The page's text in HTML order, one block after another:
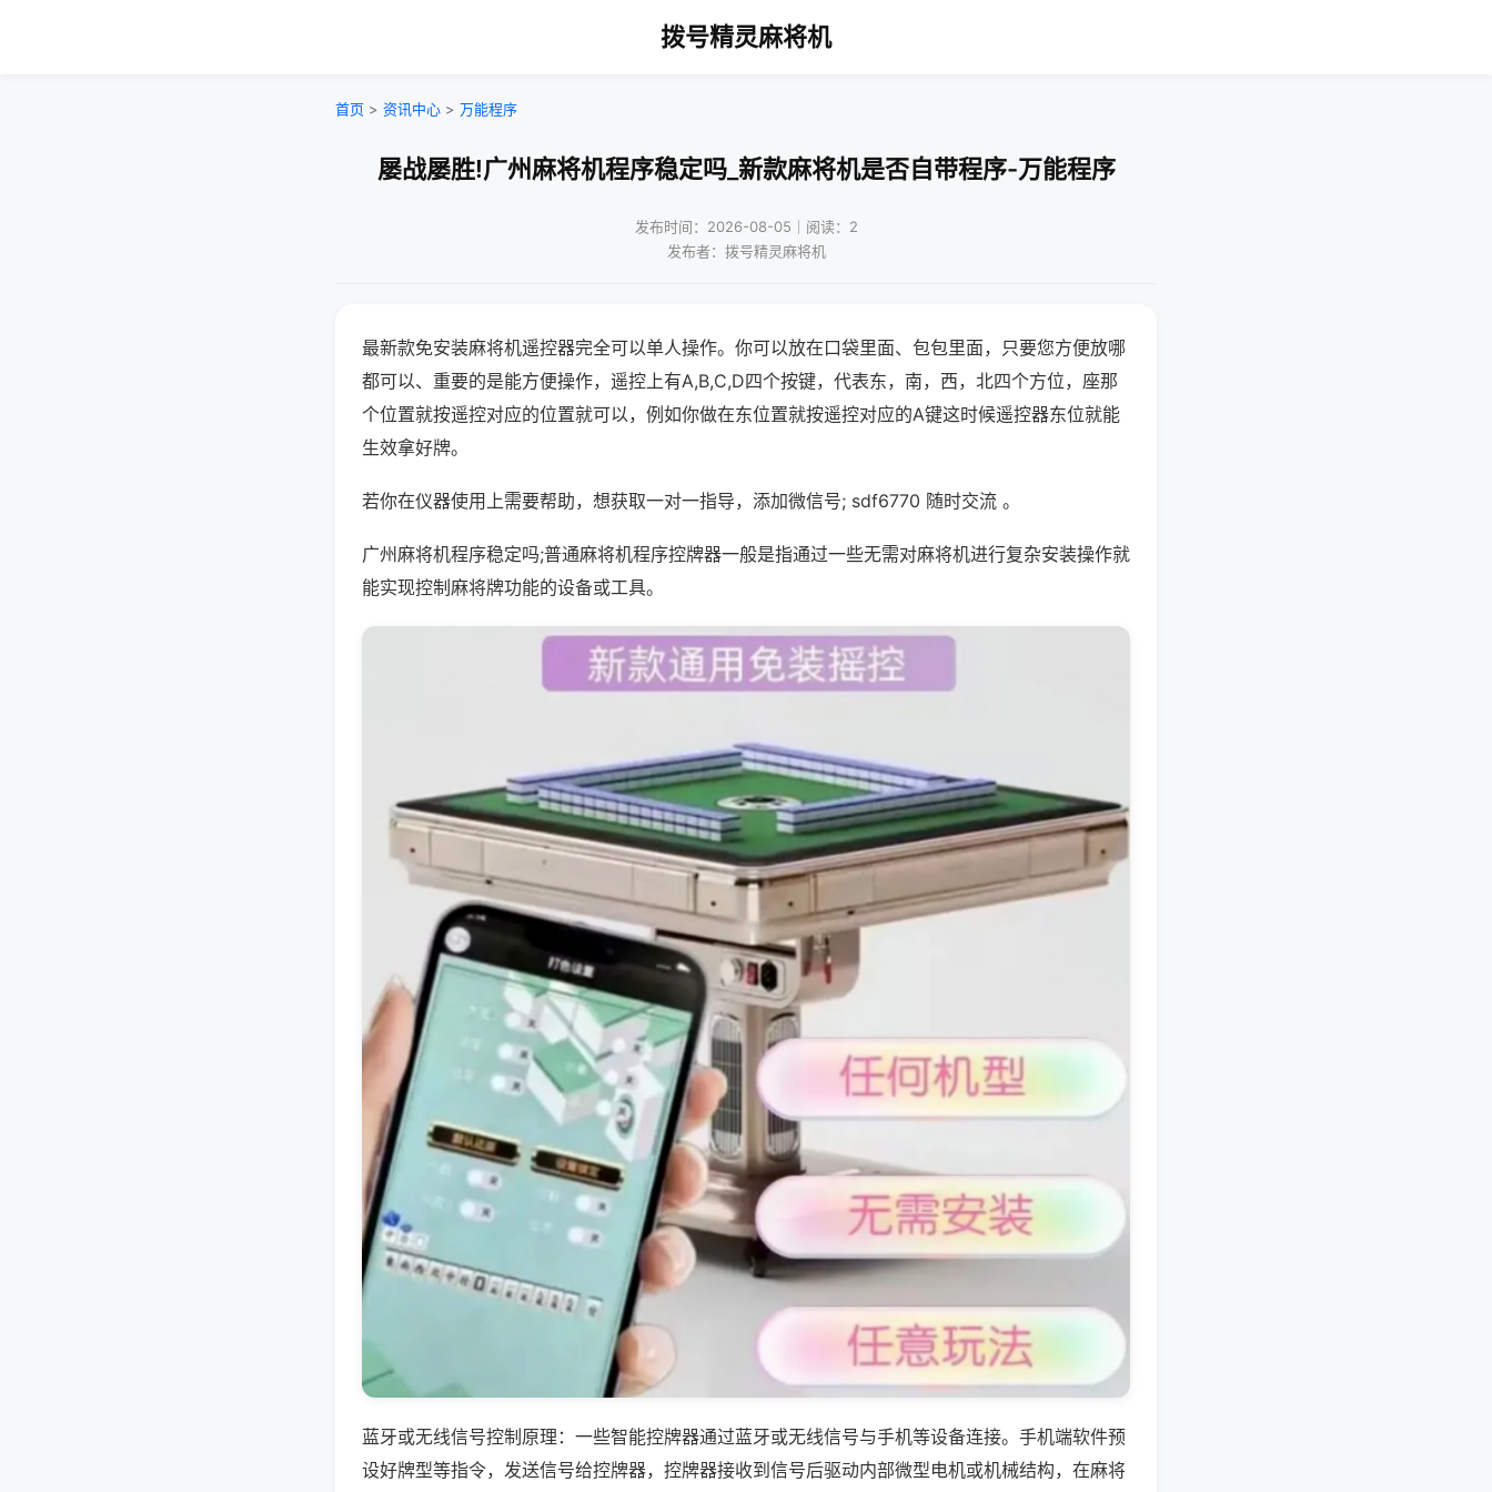
拨号精灵麻将机
首页 > 资讯中心 > 万能程序
屡战屡胜!广州麻将机程序稳定吗_新款麻将机是否自带程序-万能程序
发布时间：2026-08-05｜阅读：2
发布者：拨号精灵麻将机
最新款免安装麻将机遥控器完全可以单人操作。你可以放在口袋里面、包包里面，只要您方便放哪
都可以、重要的是能方便操作，遥控上有A,B,C,D四个按键，代表东，南，西，北四个方位，座那
个位置就按遥控对应的位置就可以，例如你做在东位置就按遥控对应的A键这时候遥控器东位就能
生效拿好牌。
若你在仪器使用上需要帮助，想获取一对一指导，添加微信号; sdf6770 随时交流 。
广州麻将机程序稳定吗;普通麻将机程序控牌器一般是指通过一些无需对麻将机进行复杂安装操作就
能实现控制麻将牌功能的设备或工具。
蓝牙或无线信号控制原理：一些智能控牌器通过蓝牙或无线信号与手机等设备连接。手机端软件预
设好牌型等指令，发送信号给控牌器，控牌器接收到信号后驱动内部微型电机或机械结构，在麻将